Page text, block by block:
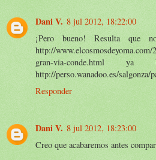
Dani V. 8 jul 2012, 18:22:00
¡Pero bueno! Resulta que
http://
gran-via-conde.html
http://perso.wanadoo.es/salgonza/
Responder
Dani V. 8 jul 2012, 18:23:00
Creo que acabaremos antes